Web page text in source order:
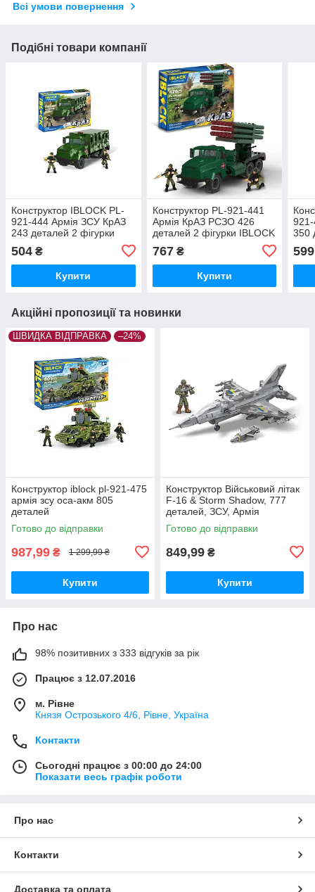
Всі умови повернення
Подібні товари компанії
Конструктор IBLOCK PL-
921-444 Армія ЗСУ КрАЗ
243 деталей 2 фігурки
504 ₴
Купити
Конструктор PL-921-441
Армія КрАЗ РСЗО 426
деталей 2 фігурки IBLOCK
767₴
Купити
350
Акційні пропозиції та новинки
ШВИДКА ВІДПРАВКА –24%
Конструктор iblock pl-921-475
армія зсу оса-акм 805
деталей
Готово до відправки
987,99 ₴ 1 299,99 ₴
Купити
Конструктор Військовий літак
F-16 & Storm Shadow, 777
деталей, ЗСУ, Армія
Готово до відправки
849,99 ₴
Купити
Про нас
98% позитивних з 333 відгуків за рік
Працює з 12.07.2016
м. Рівне
Князя Острозького 4/6, Рівне, Україна
Контакти
Сьогодні працює з 00:00 до 24:00
Показати весь графік роботи
Про нас
Контакти
Доставка та оплата